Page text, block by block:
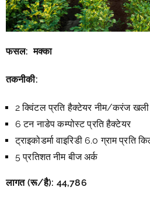
फसल: मक्का
तकनीकी:
2 क्विंटल प्रति हैक्टेयर नीम/करंज खली
6 टन नाडेप कम्पोस्ट प्रति हैक्टेयर
ट्राइकोडर्मा वाइरिडी 6.0 ग्राम प्रति
5 प्रतिशत नीम बीज अर्क
लागत (रू/है): 44,786